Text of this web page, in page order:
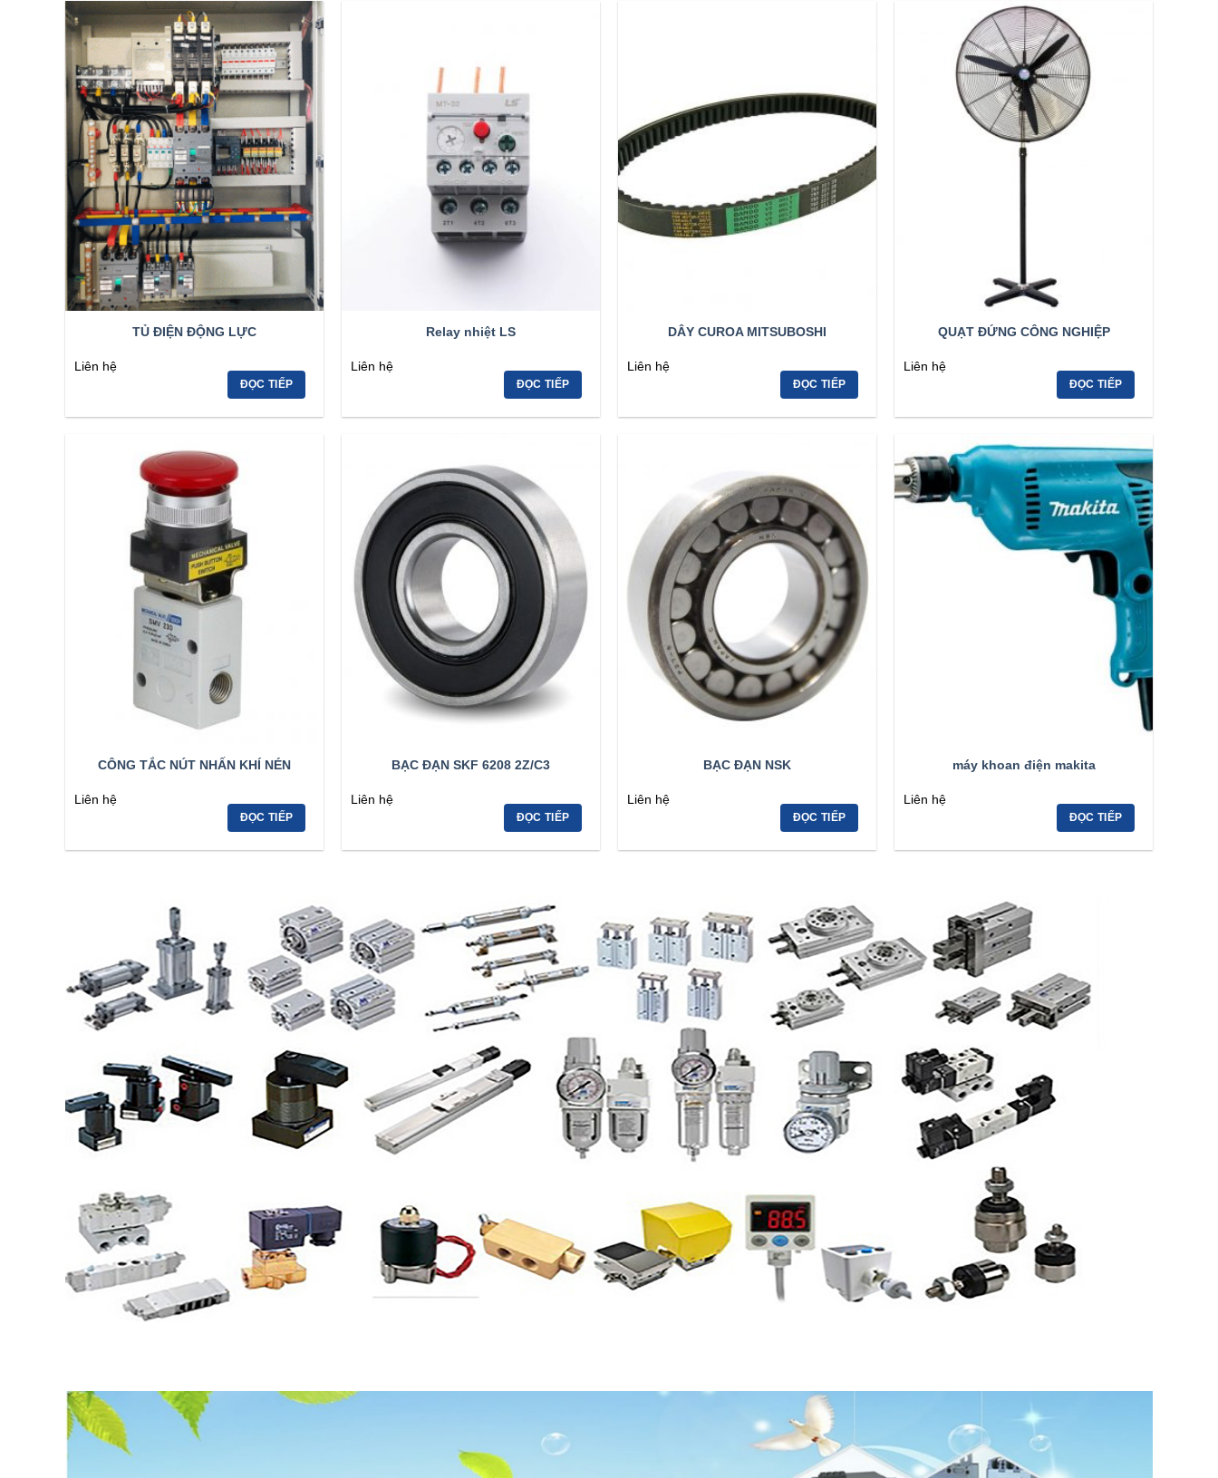
TỦ ĐIỆN ĐỘNG LỰC
Liên hệ
ĐỌC TIẾP
Relay nhiệt LS
Liên hệ
ĐỌC TIẾP
DÂY CUROA MITSUBOSHI
Liên hệ
ĐỌC TIẾP
QUẠT ĐỨNG CÔNG NGHIỆP
Liên hệ
ĐỌC TIẾP
CÔNG TẮC NÚT NHẤN KHÍ NÉN
Liên hệ
ĐỌC TIẾP
BẠC ĐẠN SKF 6208 2Z/C3
Liên hệ
ĐỌC TIẾP
BẠC ĐẠN NSK
Liên hệ
ĐỌC TIẾP
máy khoan điện makita
Liên hệ
ĐỌC TIẾP